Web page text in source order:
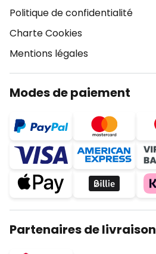
Politique de confidentialité
Charte Cookies
Mentions légales
Modes de paiement
Partenaires de livraison